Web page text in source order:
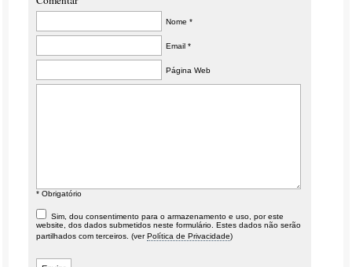
Nome *
Email *
Página Web
* Obrigatório
Sim, dou consentimento para o armazenamento e uso, por este
website, dos dados submetidos neste formulário. Estes dados não serão
partilhados com terceiros. (verPolítica de Privacidade)